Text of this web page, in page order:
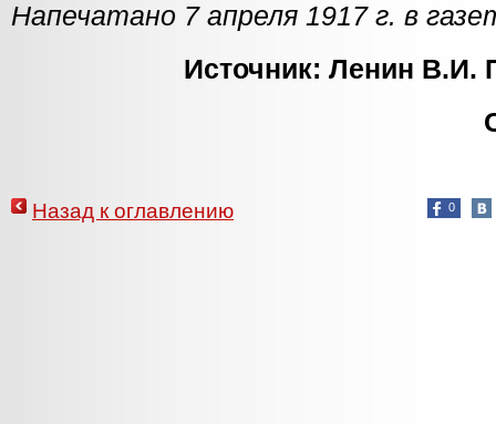
Напечатано 7 апреля 1917 г. в
Источник: Ленин В.И.
0
Назад к оглавлению